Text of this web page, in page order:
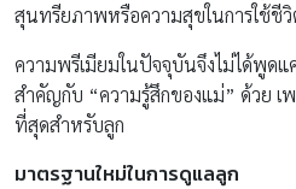
สุนทรียภาพหรือความสุขในการใช้ชี
ความพรีเมียมในปัจจุบันจึงไม่ได้พูดแ
สำคัญกับ “ความรู้สึกของแม่” ด้วย
ที่สุดสำหรับลูก
มาตรฐานใหม่ในการดูแลลูก